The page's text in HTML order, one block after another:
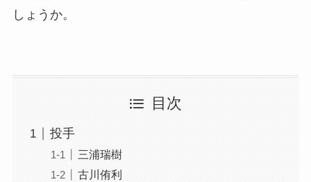
しょうか。
目次
投手
三浦瑞樹
古川侑利